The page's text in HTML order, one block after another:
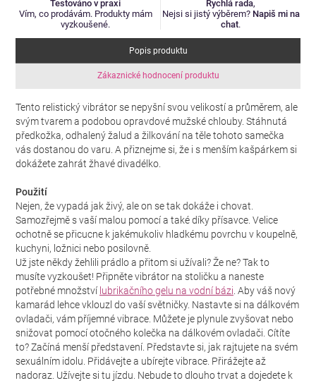
Testováno v praxi
Vím, co prodávám. Produkty mám
vyzkoušené.
Rychlá rada,
Nejsi si jistý výběrem? Napiš mi na
chat.
Popis produktu
Zákaznické hodnocení produktu
Tento relistický vibrátor se nepyšní svou velikostí a průměrem, ale
svým tvarem a podobou opravdové mužské chlouby. Stáhnutá
předkožka, odhalený žalud a žilkování na těle tohoto samečka
vás dostanou do varu. A přiznejme si, že i s menším kašpárkem si
dokážete zahrát žhavé divadélko.
Použití
Nejen, že vypadá jak živý, ale on se tak dokáže i chovat.
Samozřejmě s vaší malou pomocí a také díky přísavce. Velice
ochotně se přicucne k jakémukoliv hladkému povrchu v koupelně,
kuchyni, ložnici nebo posilovně.
Už jste někdy žehlili prádlo a přitom si užívali? Že ne? Tak to
musíte vyzkoušet! Připněte vibrátor na stoličku a naneste
potřebné množství lubrikačního gelu na vodní bázi. Aby váš nový
kamarád lehce vklouzl do vaší světničky. Nastavte si na dálkovém
ovladači, vám příjemné vibrace. Můžete je plynule zvyšovat nebo
snižovat pomocí otočného kolečka na dálkovém ovladači. Cítíte
to? Začíná menší představení. Představte si, jak rajtujete na svém
sexuálním idolu. Přidávejte a ubírejte vibrace. Přirážejte až
nadoraz. Užívejte si tu jízdu. Nebude to dlouho trvat a dojedete k